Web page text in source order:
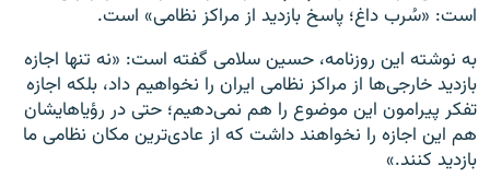
است: «سُرب داغ؛ پاسخ بازدید از مراکز نظامی» است.
به نوشته این روزنامه، حسین سلامی گفته است: «نه‌ تنها اجازه
بازدید خارجی‌ها از مراکز نظامی ایران را نخواهیم داد، بلکه اجازه
تفکر پیرامون این موضوع را هم نمی‌دهیم؛ حتی در رؤیا‌هایشان
هم این اجازه را نخواهند داشت که از عادی‌ترین مکان نظامی ما
بازدید کنند.»